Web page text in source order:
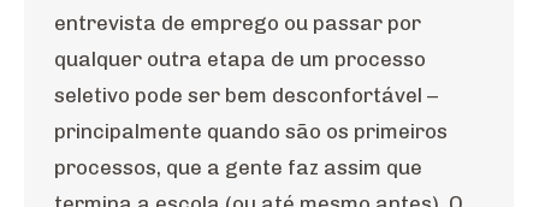
entrevista de emprego ou passar por
qualquer outra etapa de um processo
seletivo pode ser bem desconfortável –
principalmente quando são os primeiros
processos, que a gente faz assim que